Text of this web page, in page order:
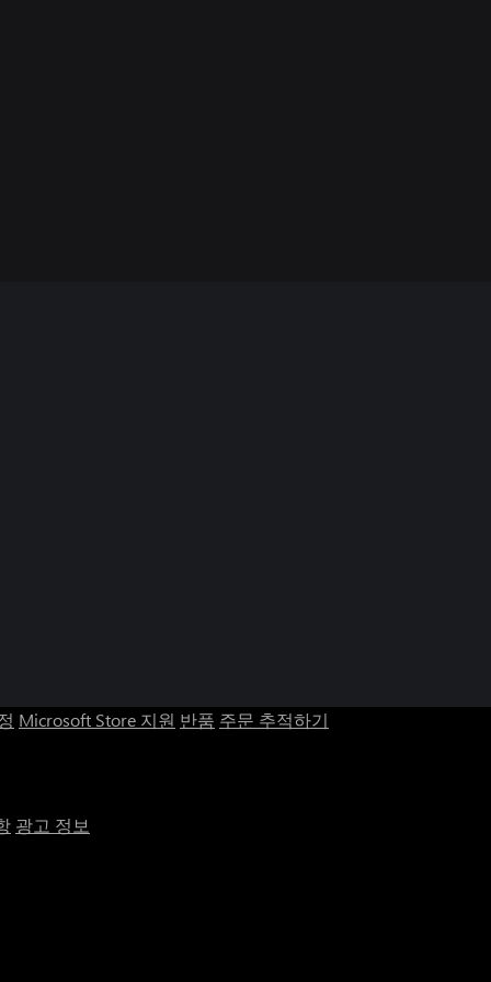
Microsoft Store 지원 반품 주문 추적하기
광고 정보